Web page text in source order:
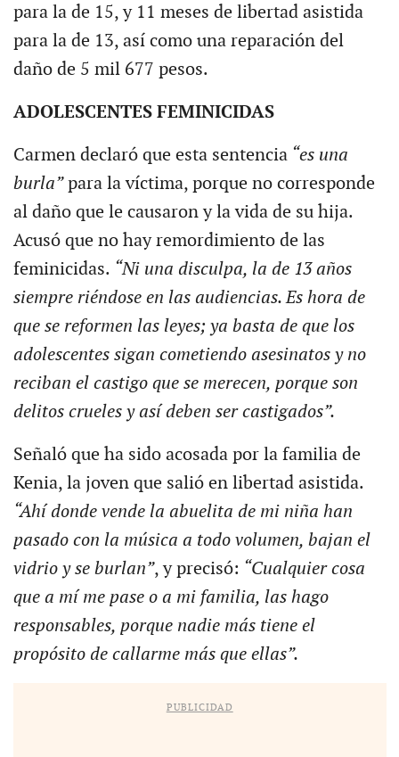
para la de 15, y 11 meses de libertad asistida
para la de 13, así como una reparación del
daño de 5 mil 677 pesos.
ADOLESCENTES FEMINICIDAS
Carmen declaró que esta sentencia“es una
burla”para la víctima, porque no corresponde
al daño que le causaron y la vida de su hija.
Acusó que no hay remordimiento de las
feminicidas. “Ni una disculpa, la de 13 años
siempre riéndose en las audiencias. Es hora de
que se reformen las leyes; ya basta de que los
adolescentes sigan cometiendo asesinatos y no
reciban el castigo que se merecen, porque son
delitos crueles y así deben ser castigados”.
Señaló que ha sido acosada por la familia de
Kenia, la joven que salió en libertad asistida.
“Ahí donde vende la abuelita de mi niña han
pasado con la música a todo volumen, bajan el
vidrio y se burlan”, y precisó: “Cualquier cosa
que a mí me pase o a mi familia, las hago
responsables, porque nadie más tiene el
propósito de callarme más que ellas”.
PUBLICIDAD